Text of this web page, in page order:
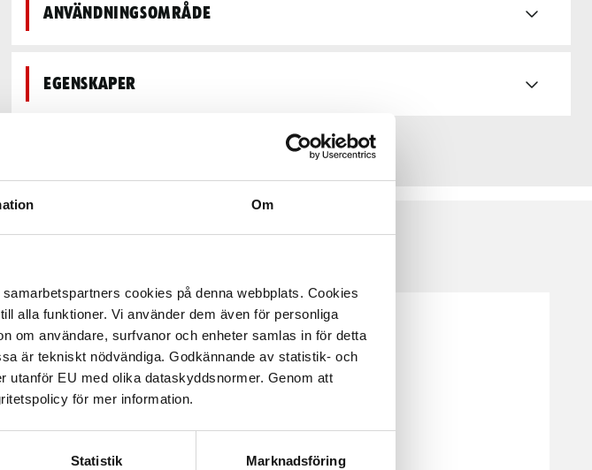
Om
cookies på denna webbplats. Cookies
alla funktioner. Vi använder dem även för personliga
om användare, surfvanor och enheter samlas in för detta
är tekniskt nödvändiga. Godkännande av statistik- och
utanför EU med olika dataskyddsnormer. Genom att
för mer information.
Statistik Marknadsföring
Användningsområde
Egenskaper